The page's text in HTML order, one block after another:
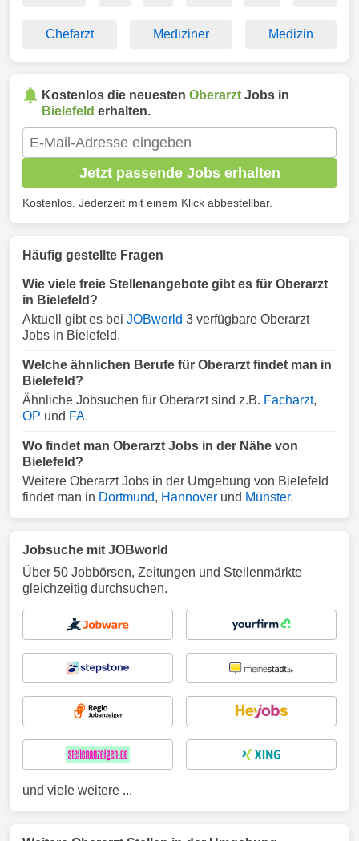
Chefarzt Mediziner Medizin
Kostenlos die neuesten Oberarzt Jobs in
Bielefeld erhalten.
Jetzt passende Jobs erhalten
Kostenlos. Jederzeit mit einem Klick abbestellbar.
Häufig gestellte Fragen
Wie viele freie Stellenangebote gibt es für Oberarzt
in Bielefeld?
Aktuell gibt es bei JOBworld 3 verfügbare Oberarzt
Jobs in Bielefeld.
Welche ähnlichen Berufe für Oberarzt findet man in
Bielefeld?
Ähnliche Jobsuchen für Oberarzt sind z.B. Facharzt,
OP und FA.
Wo findet man Oberarzt Jobs in der Nähe von
Bielefeld?
Weitere Oberarzt Jobs in der Umgebung von Bielefeld
findet man in Dortmund, Hannover und Münster.
Jobsuche mit JOBworld
Über 50 Jobbörsen, Zeitungen und Stellenmärkte
gleichzeitig durchsuchen.
und viele weitere ...